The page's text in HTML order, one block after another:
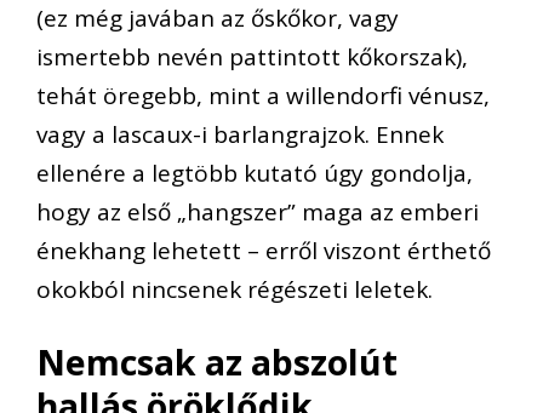
(ez még javában az őskőkor, vagy
ismertebb nevén pattintott kőkorszak),
tehát öregebb, mint a willendorfi vénusz,
vagy a lascaux-i barlangrajzok. Ennek
ellenére a legtöbb kutató úgy gondolja,
hogy az első „hangszer” maga az emberi
énekhang lehetett – erről viszont érthető
okokból nincsenek régészeti leletek.
Nemcsak az abszolút